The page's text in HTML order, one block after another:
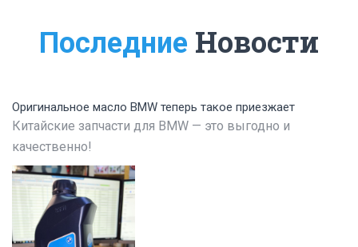
Последние Новости
Оригинальное масло BMW теперь такое приезжает
Китайские запчасти для BMW — это выгодно и
качественно!